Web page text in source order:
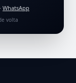
WhatsApp
volta